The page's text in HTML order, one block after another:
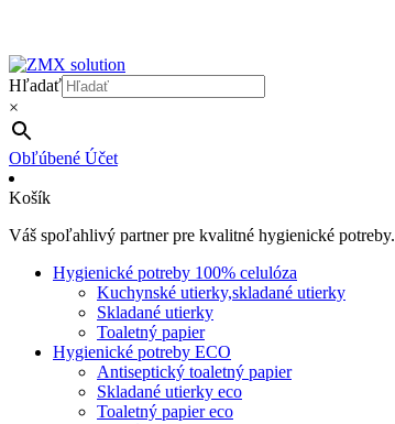
Hľadať
×
Obľúbené Účet
Košík
Váš spoľahlivý partner pre kvalitné hygienické
Hygienické potreby 100% celulóza
Kuchynské utierky,skladané utierky
Skladané utierky
Toaletný papier
Hygienické potreby ECO
Antiseptický toaletný papier
Skladané utierky eco
Toaletný papier eco